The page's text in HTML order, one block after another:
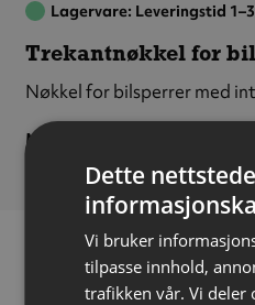
Lagervare: Leveringstid
Trekantnøkkel for
Nøkkel for bilsperrer med
Materiale:
Dette
Vi bruker
tilpasse innhold,
trafikken vår. Vi deler